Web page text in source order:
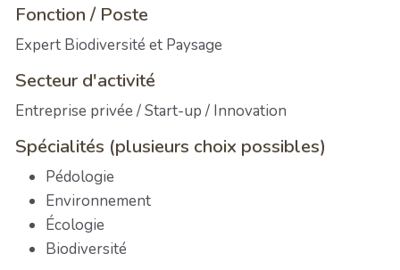
Fonction / Poste
Expert Biodiversité et Paysage
Secteur d'activité
Entreprise privée / Start-up / Innovation
Spécialités (plusieurs choix possibles)
Pédologie
Environnement
Écologie
Biodiversité